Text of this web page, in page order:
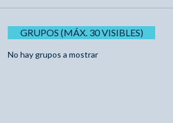
GRUPOS (MÁX. 30 VISIBLES)
No hay grupos a mostrar